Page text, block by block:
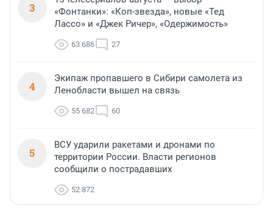
3
«Фонтанки»: «Коп-звезда», новые «Тед
Лассо» и «Джек Ричер», «Одержимость»
63 686 27
4
Экипаж пропавшего в Сибири самолета из
Ленобласти вышел на связь
55 682 60
5
ВСУ ударили ракетами и дронами по
территории России. Власти регионов
сообщили о пострадавших
52 872